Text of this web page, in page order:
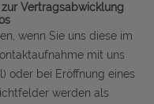
Vertragsabwicklung
wenn Sie uns diese im
mit uns
oder bei Eröffnung eines
werden als